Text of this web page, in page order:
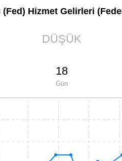
(Fed) Hizmet Gelirleri
DÜŞÜK
18
Gün